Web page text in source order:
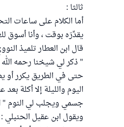
ثالثا :
أما الكلام على ساعات
يقدِّرَه بوقت ، وأنا أسوق
قال ابن العطار تلميذ
" ذكر لي شيخنا رحمه الله
حتى في الطريق يكرر أو
اليوم والليلة إلا أكلة
جسمي ويجلب لي النوم "
ويقول ابن عقيل الحنبلي :